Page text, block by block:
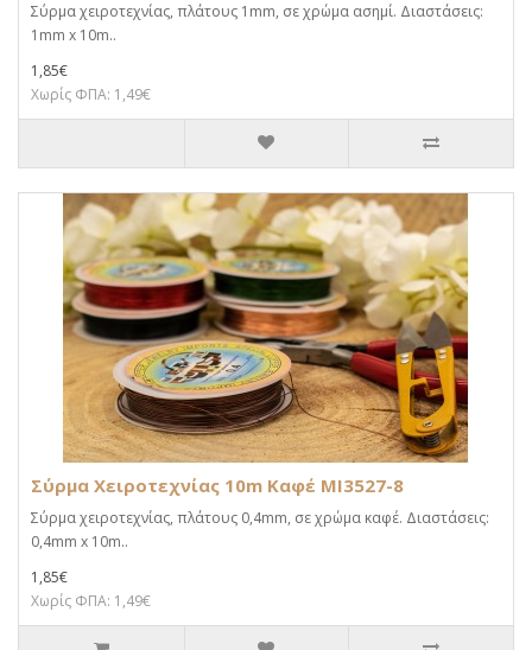
Σύρμα χειροτεχνίας, πλάτους 1mm, σε χρώμα ασημί. Διαστάσεις:
1mm x 10m..
1,85€
Χωρίς ΦΠΑ: 1,49€
Σύρμα Χειροτεχνίας 10m Καφέ MI3527-8
Σύρμα χειροτεχνίας, πλάτους 0,4mm, σε χρώμα καφέ. Διαστάσεις:
0,4mm x 10m..
1,85€
Χωρίς ΦΠΑ: 1,49€